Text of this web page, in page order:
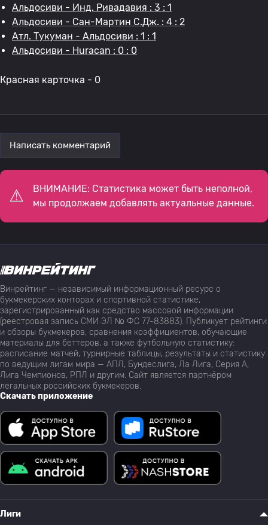
Альдосиви - Инд. Ривадавия : 3 : 1
Альдосиви - Сан-Мартин С.Дж. : 4 : 2
Атл. Тукуман - Альдосиви : 1 : 1
Альдосиви - Huracan : 0 : 0
Красная карточка - 0
Написать комментарий
ВНИМАНИЕ: Статистика может быть неполной,
мы продолжаем добавлять актуальные данные.
Винрейтинг — независимый информационный ресурс о
букмекерских конторах и спортивной статистике,
зарегистрированный как средство массовой информации
(реестровая запись СМИ ЭЛ № ФС 77-83883). Публикует рейтинги
и обзоры букмекеров, сравнения коэффициентов, обучающие
материалы для беттеров, а также футбольную статистику:
расписание матчей, турнирные таблицы, результаты и статистику
по ведущим лигам мира — АПЛ, Бундеслига, Ла Лига, Серия А,
Лига Чемпионов, РПЛ и другим. Сайт является партнёром
легальных российских букмекеров.
Скачать приложение
Лиги